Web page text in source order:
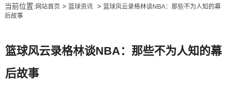
当前位置: 网站首页> 篮球资讯> 篮球风云录格林谈NBA：那些不为人知的幕
后故事
篮球风云录格林谈NBA：那些不为人知的幕
后故事